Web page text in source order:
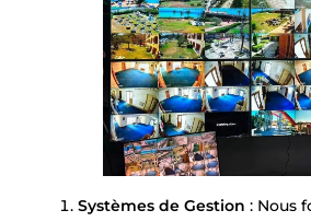
Systèmes de Gestion : Nous